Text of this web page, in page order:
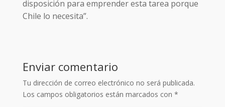
disposición para emprender esta tarea porque
Chile lo necesita”.
Enviar comentario
Tu dirección de correo electrónico no será publicada.
Los campos obligatorios están marcados con *